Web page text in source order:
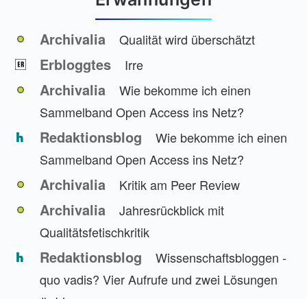
Archivalia Qualität wird überschätzt
Erbloggtes Irre
Archivalia
Wie bekomme ich einen
Sammelband Open Access ins Netz?
Redaktionsblog
Wie bekomme ich einen
Sammelband Open Access ins Netz?
Archivalia Kritik am Peer Review
Archivalia
Jahresrückblick mit
Qualitätsfetischkritik
Redaktionsblog
Wissenschaftsbloggen -
quo vadis? Vier Aufrufe und zwei Lösungen